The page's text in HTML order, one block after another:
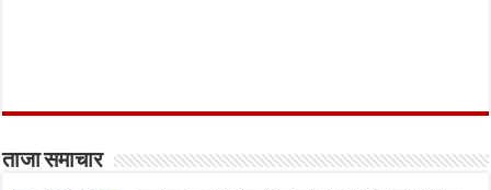
ताजा समाचार